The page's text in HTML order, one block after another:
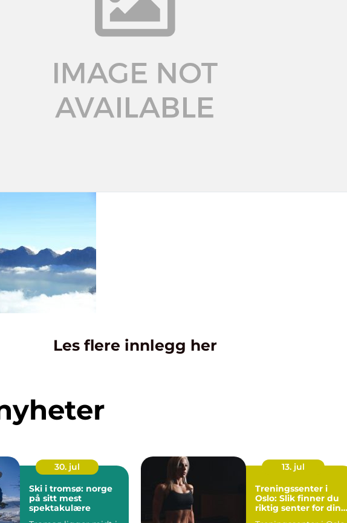
Les flere innlegg her
30. jul
Ski i tromsø: norge
på sitt mest
spektakulære
13. jul
Treningssenter i
Oslo: Slik finner du
riktig senter for dine